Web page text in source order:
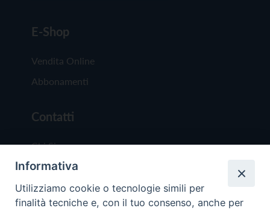
E-Shop
Vendita Online
Abbonamenti
Contatti
Chi Siamo
Redazione
Scrivici
Informativa
Utilizziamo cookie o tecnologie simili per
finalità tecniche e, con il tuo consenso, anche per